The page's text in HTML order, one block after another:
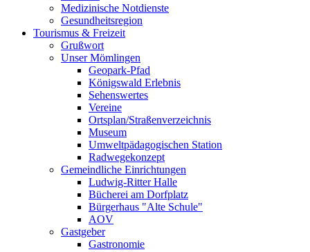
Medizinische Notdienste
Gesundheitsregion
Tourismus & Freizeit
Grußwort
Unser Mömlingen
Geopark-Pfad
Königswald Erlebnis
Sehenswertes
Vereine
Ortsplan/Straßenverzeichnis
Museum
Umweltpädagogischen Station
Radwegekonzept
Gemeindliche Einrichtungen
Ludwig-Ritter Halle
Bücherei am Dorfplatz
Bürgerhaus "Alte Schule"
AOV
Gastgeber
Gastronomie